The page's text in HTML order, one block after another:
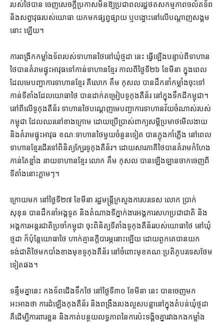
របស់​ថៃ​បាន ចេញ​សេចក្ដីប្រកាស​មិន​ឱ្យ​ប្រជាពលរដ្ឋ​ថត​សកម្មភាព​ចល័ត​ទ័ព
និង​សព្វាវុធ​របស់​យោធា យក​មក​ផ្សព្វផ្សាយ ឬ​បង្ហោះ​នៅ​លើ​បណ្ដាញ​សង្គម​
នោះ ឡើយ។
ការពង្រីក​កម្លាំង​ទ័ព​របស់​ទាហាន​ថៃ​នៅ​ឃុំ​ថ្មដា នេះ ធ្វើឡើង​បន្ទាប់ពី​ទាហាន​
ថៃ​បាន​គំរាម​ផ្ទុះអាវុធ​ទៅកាន់​ទាហាន​ខ្មែរ កាលពី​ថ្ងៃទី​២៦ ខែមីនា ក្នុង​ពេល​
ដែល​មេបញ្ជាការ​ទាហាន​ខ្មែរ គឺ​លោក គឹម កុសល បាន​ដឹកនាំ​កម្លាំង​ចុះទៅ​
កាន់​ទីតាំង​ដែល​យោធា​ថៃ បាន​ដាក់​តម្រៀប​ទូ​កុងតឺន័រ នៅក្នុង​ទឹកដី​កម្ពុជា​។
នៅ​ពីលើ​ទូ​កុងតឺន័រ ទាហាន​ថៃ​បណ្ដេញ​មេបញ្ជាការ​ទាហាន​វ័យ​ចំណាស់​របស់​
កម្ពុជា ដែល​ឈរ​នៅ​ខាងក្រោម ដោយ​ប្រើប្រាស់​ពាក្យសម្ដី​ប្រមាថមើលងាយ
និង​គំរាម​ផ្ទុះអាវុធ ខណៈ​ទាហាន​ថៃ​មួយចំនួន​ទៀត បាន​ភ្ជុង​កាំភ្លើង នៅពេល​
ទាហាន​ខ្មែរ​ដើរទៅ​ពិនិត្យ​ក្បែរ​ទូ​កុងតឺន័រ។ ដោយសារ​ភាគី​ថៃ​បាន​គំរាមកំហែង​
កាន់តែ​ខ្លាំង នាយទាហាន​ខ្មែរ លោក គឹម កុសល បាន​ឡើង​ឡាន​ចាក​ចេញពី​
ទីតាំង​នោះ​ភ្លាមៗ។
ក្រោយមក នៅ​ថ្ងៃទី​២៧ ខែ​មីនា រដ្ឋមន្ត្រី​ក្រសួងការបរទេស លោក ប្រាក់
សុខុន បាន​ដឹកនាំ​អង្គទូត និង​តំណាង​ទីភ្នាក់ងារ​អង្គការសហប្រជាជាតិ និង​
អង្គការ​អន្តរជាតិ​ប្រចាំ​កម្ពុជា ចុះ​ពិនិត្យ​ទីតាំង​ទូ​កុងតឺន័រ​របស់​យោធា​ថៃ នៅ​ឃុំ​
ថ្មដា ក៏ប៉ុន្តែ​យោធា​ថៃ ហាក់​គ្មាន​ក្ដី​បារម្ភ​នោះ​ឡើយ ដោយ​ពួកគេ​បាន​យក​
ទង់ជាតិ​ថៃ​មក​បាំង​ខាងមុខ​ទូ​កុងតឺន័រ នៅ​ចំពោះមុខ​គណៈប្រតិភូ​បរទេស​ថែម​
ទៀត​ផង។
ទន្ទឹម​គ្នា​នេះ កងទ័ពជើងទឹក​ថៃ នៅ​ថ្ងៃទី​៣០ ខែមីនា នេះ បាន​ចេញ​មក​
អះអាង​ថា ការដំឡើង​កុងតឺន័រ និង​ពង្រឹង​របង​លួស​បន្លា​នៅក្នុង​តំបន់​ឃុំ​ថ្មដា
គឺ​ដើម្បី​ការពារ​ខ្លួន និង​កាត់បន្ថយ​លទ្ធភាព​នៃ​ការ​ប៉ះទង្គិច​គ្នា​រវាង​កងកម្លាំង​